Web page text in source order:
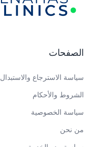
الصفحات
سياسة الاسترجاع والاستبدال
الشروط والأحكام
سياسة الخصوصية
من نحن